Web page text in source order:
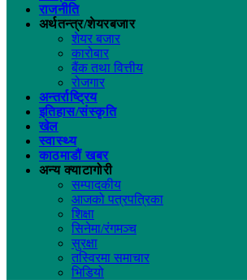
राजनीति
अर्थतन्त्र/शेयरबजार
शेयर बजार
कारोबार
बैंक तथा वित्तीय
रोजगार
अन्तर्राष्ट्रिय
इतिहास/संस्कृति
खेल
स्वास्थ्य
काठमाडौं खबर
अन्य क्याटागोरी
सम्पादकीय
आजको पत्रपत्रिका
शिक्षा
सिनेमा/रंगमञ्च
सुरक्षा
तस्विरमा समाचार
भिडियो